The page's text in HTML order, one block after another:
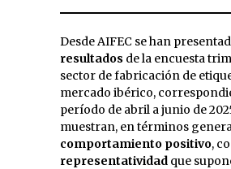
Desde AIFEC se han
resultados de la encuesta
sector de fabricación de
mercado ibérico,
período de abril a junio de
muestran, en términos
comportamiento positivo,
representatividad que